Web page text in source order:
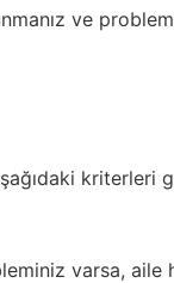
ve
varsa, aile